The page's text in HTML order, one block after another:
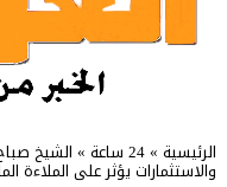
الرئيسية »24 ساعة »الشيخ
والاستثمارات يؤثر على الملاءة